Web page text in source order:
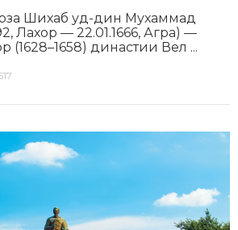
Шихаб уд-дин Мухаммад
Лахор — 22.01.1666, Агра) —
(1628–1658) династии Вел ...